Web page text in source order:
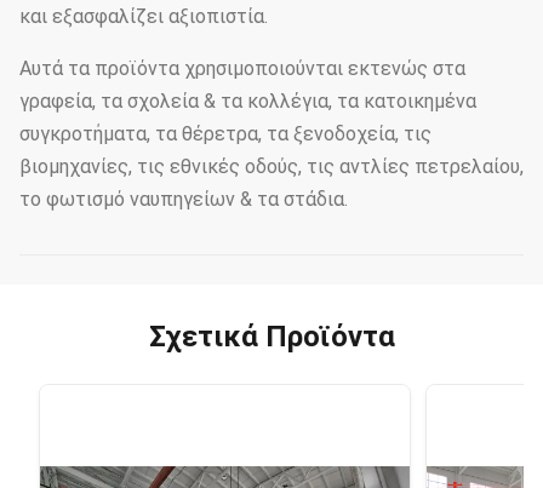
και εξασφαλίζει αξιοπιστία.
Αυτά τα προϊόντα χρησιμοποιούνται εκτενώς στα
γραφεία, τα σχολεία & τα κολλέγια, τα κατοικημένα
συγκροτήματα, τα θέρετρα, τα ξενοδοχεία, τις
βιομηχανίες, τις εθνικές οδούς, τις αντλίες πετρελαίου,
το φωτισμό ναυπηγείων & τα στάδια.
Σχετικά Προϊόντα